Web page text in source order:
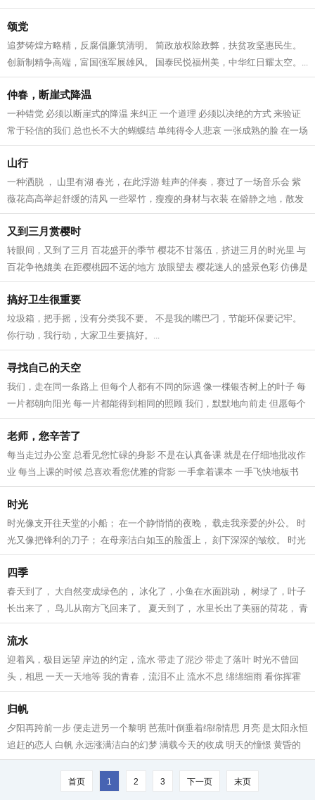
的远方无限延伸，构成了路与山体自然...
颂党
追梦铸煌方略精，反腐倡廉筑清明。 简政放权除政弊，扶贫攻坚惠民生。
创新制精争高端，富国强军展雄风。 国泰民悦福州美，中华红日耀太空。...
仲春，断崖式降温
一种错觉 必须以断崖式的降温 来纠正 一个道理 必须以决绝的方式 来验证
常于轻信的我们 总也长不大的蝴蝶结 单纯得令人悲哀 一张成熟的脸 在一场
断崖式降温之后 多了些沧桑 春天...
山行
一种洒脱 ， 山里有湖 春光，在此浮游 蛙声的伴奏，赛过了一场音乐会 紫
薇花高高举起舒缓的清风 一些翠竹，瘦瘦的身材与衣装 在僻静之地，散发
着岁月之痕 草木近乎入戏，怡然自...
又到三月赏樱时
转眼间，又到了三月 百花盛开的季节 樱花不甘落伍，挤进三月的时光里 与
百花争艳媲美 在距樱桃园不远的地方 放眼望去 樱花迷人的盛景色彩 仿佛是
一片密织的云海 走进樱桃园，仔...
搞好卫生很重要
垃圾箱，把手摇，没有分类我不要。 不是我的嘴巴刁，节能环保要记牢。
你行动，我行动，大家卫生要搞好。...
寻找自己的天空
我们，走在同一条路上 但每个人都有不同的际遇 像一棵银杏树上的叶子 每
一片都朝向阳光 每一片都能得到相同的照顾 我们，默默地向前走 但愿每个
人都能找到 自己心里所想的 像一...
老师，您辛苦了
每当走过办公室 总看见您忙碌的身影 不是在认真备课 就是在仔细地批改作
业 每当上课的时候 总喜欢看您优雅的背影 一手拿着课本 一手飞快地板书
带我们飞进知识的海洋 每当我们做...
时光
时光像支开往天堂的小船； 在一个静悄悄的夜晚， 载走我亲爱的外公。 时
光又像把锋利的刀子； 在母亲洁白如玉的脸蛋上， 刻下深深的皱纹。 时光
像个罪恶的小偷； 在我愉快玩耍时...
四季
春天到了， 大自然变成绿色的， 冰化了，小鱼在水面跳动， 树绿了，叶子
长出来了， 鸟儿从南方飞回来了。 夏天到了， 水里长出了美丽的荷花， 青
蛙跳上荷叶赏花， 火热的太阳高...
流水
迎着风，极目远望 岸边的约定，流水 带走了泥沙 带走了落叶 时光不曾回
头，相思 一天一天地等 我的青春，流泪不止 流水不息 绵绵细雨 看你挥霍
的日子 身后的脚印，迷途 带着忧伤...
归帆
夕阳再跨前一步 便走进另一个黎明 芭蕉叶倒垂着绵绵情思 月亮 是太阳永恒
追赶的恋人 白帆 永远涨满洁白的幻梦 满载今天的收成 明天的憧憬 黄昏的
滩涂，永远 骚动莫测的感情 海涨...
首页 1 2 3 下一页 末页